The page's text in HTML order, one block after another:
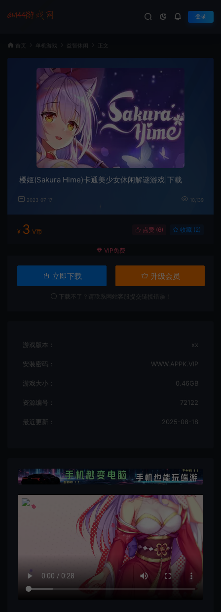
登录
首页 单机游戏 益智休闲 正文
樱姬(Sakura Hime)卡通美少女休闲解谜游戏|下载
2023-07-17 10,139
¥ 3 V币 点赞 (6) 收藏 (2)
VIP免费
立即下载 升级会员
下载不了？请联系网站客服提交链接错误！
游戏版本： xx
安装密码： WWW.APPK.VIP
游戏大小： 0.46GB
资源编号： 72122
最近更新： 2025-08-18